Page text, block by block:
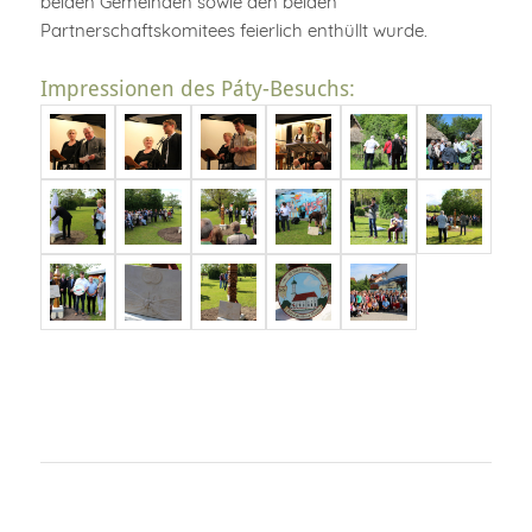
Partnerschaftskomitees feierlich enthüllt wurde.
Impressionen des Páty-Besuchs: